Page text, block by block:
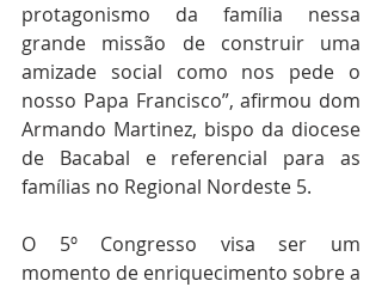
protagonismo da família nessa
grande missão de construir uma
amizade social como nos pede o
nosso Papa Francisco”, afirmou dom
Armando Martinez, bispo da diocese
de Bacabal e referencial para as
famílias no Regional Nordeste 5.
O 5º Congresso visa ser um
momento de enriquecimento sobre a